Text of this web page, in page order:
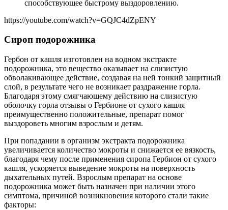
способствующее быстрому выздоровлению.
https://youtube.com/watch?v=GQJC4dZpENY
Сироп подорожника
Гербон от кашля изготовлен на водном экстракте
подорожника, это вещество оказывает на слизистую
обволакивающее действие, создавая на ней тонкий защитный
слой, в результате чего не возникает раздражение горла.
Благодаря этому смягчающему действию на слизистую
оболочку горла отзывы о Гербионе от сухого кашля
преимущественно положительные, препарат помог
выздороветь многим взрослым и детям.
При попадании в организм экстракта подорожника
увеличивается количество мокроты и снижается ее вязкость,
благодаря чему после применения сиропа Гербион от сухого
кашля, ускоряется выведение мокроты на поверхность
дыхательных путей. Взрослым препарат на основе
подорожника может быть назначен при наличии этого
симптома, причиной возникновения которого стали такие
факторы: